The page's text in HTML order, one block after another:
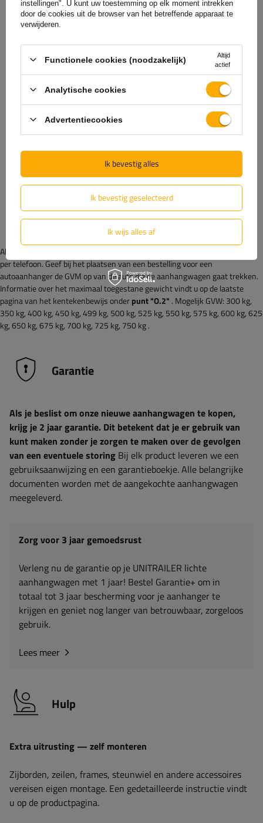
bescherming tegen diefstal
wielkeggen
... en pas het dus aan uw behoeften aan!
Als u nog vragen heeft, neem dan contact met ons op via de online chat of
per telefoon. Geef bij het plaatsen van een bestelling voor een
autoaanhanger de GVM op van de auto die de aanhangwagen gaat trekken.
Informatie over het maximaal toegestane gewicht vindt u op de laatste
pagina van het kentekenbewijs onderpunt "O.2" . Mogelijk GVW: 300 kg,
350 kg, 400 kg, 450 kg, 499 kg, 500 kg, 525 kg, 550 kg, 575 kg, 600 kg, 625
kg, 650 kg, 675 kg, 700 kg, 725 kg, 750 kg .
Garantie
Als je beslist om onze nieuwe aanhangwagen te kopen,
krijg je 2 jaar garantie. Dit betekent dat je er gebruik van
kunt maken zonder je zorgen te maken over de gevolgen
van een eventuele storing Bij elk product leveren we een
gebruiksaanwijzing en een garantieboekje. Alle belangrijke
documenten worden met de aangekochte aanhangwagen
meegeleverd.
Zorg voor 3 jaar gemoedsrust
Verleng nu de garantie op je UNITRAILER lichte
aanhangwagen met 1 jaar! Bestel Garantie+ om in
totaal tot 3 jaar bescherming voor je aanhanger te
krijgen en geniet nog langer van betrouwbaar, zorgeloos
gebruik.
Lees meer
Hulp
Extra uitrusting — zelf monteren
Zijborden, zeilen, frames, steunwiel en andere accessoires
vereisen eigen montage. Een gedetailleerde instructie vindt
u op de productpagina.
instellingen". U kunt uw toestemming op elk moment intrekken
door de cookies uit de browser van het betreffende apparaat te
verwijderen.
Functionele cookies (noodzakelijk)
Altijd
actief
Analytische cookies
Advertentiecookies
Ik bevestig geselecteerd
Ik wijs alles af
Ik bevestig alles